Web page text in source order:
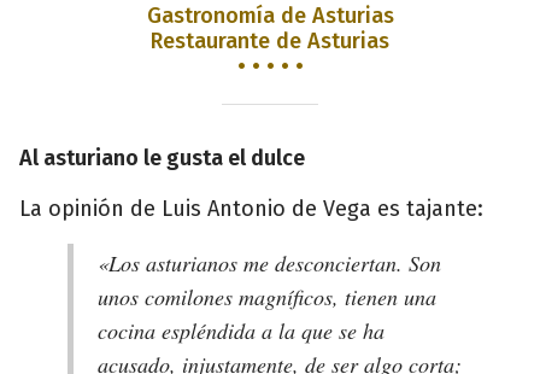
Gastronomía de Asturias
Restaurante de Asturias
• • • • •
Al asturiano le gusta el dulce
La opinión de Luis Antonio de Vega es tajante:
«Los asturianos me desconciertan. Son
unos comilones magníficos, tienen una
cocina espléndida a la que se ha
acusado, injustamente, de ser algo corta;